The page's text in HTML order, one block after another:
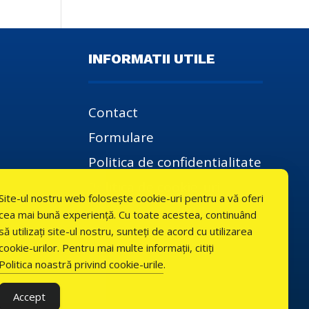
INFORMATII UTILE
Contact
Formulare
Politica de confidentialitate
Termeni si conditii
ul nostru web folosește cookie-uri pentru a vă oferi
mai bună experiență. Cu toate acestea, continuând
utilizați site-ul nostru, sunteți de acord cu utilizarea
urilor. Pentru mai multe informații, citiți
Politica noastră privind cookie-urile.
Accept